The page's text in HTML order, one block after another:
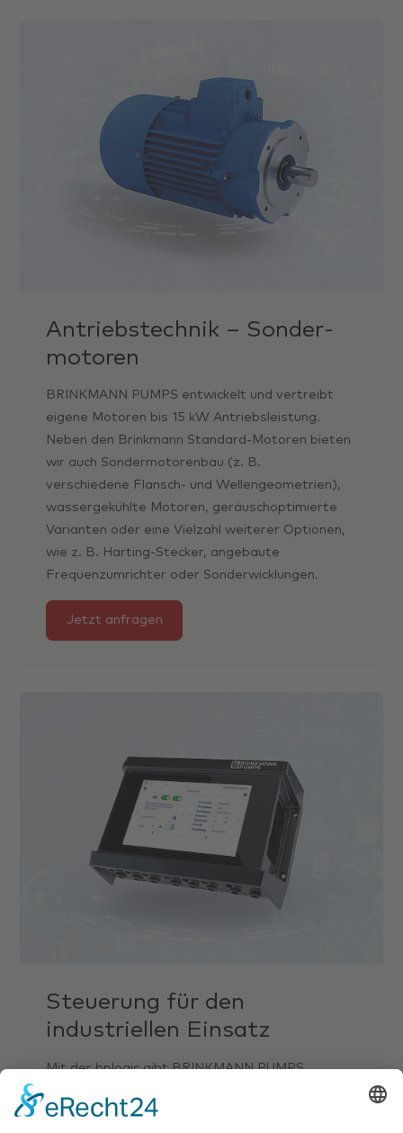
Antriebs­technik – Sonder­
motoren
BRINKMANN PUMPS entwickelt und vertreibt
eigene Motoren bis 15 kW Antriebsleistung.
Neben den Brinkmann Standard-Motoren bieten
wir auch Sondermotorenbau (z. B.
verschiedene Flansch- und Wellengeometrien),
wassergekühlte Motoren, geräuschoptimierte
Varianten oder eine Vielzahl weiterer Optionen,
wie z. B. Harting-Stecker, angebaute
Frequenzumrichter oder Sonderwicklungen.
Jetzt anfragen
Steuerung für den
industriellen Einsatz
Mit der bplogic gibt BRINKMANN PUMPS
und Industrie 4.0: Die intelligente Steuerung